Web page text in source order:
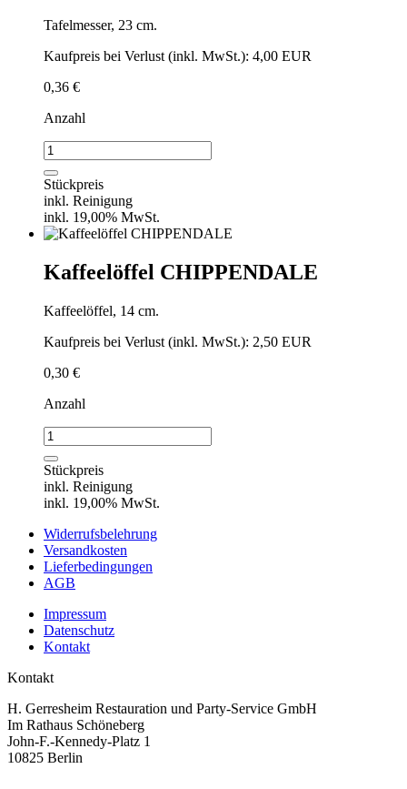
Tafelmesser, 23 cm.
Kaufpreis bei Verlust (inkl. MwSt.): 4,00 EUR
0,36 €
Anzahl
Tafelmesser
CHIPPENDALE
Menge
Stückpreis
inkl. Reinigung
inkl. 19,00% MwSt.
Kaffeelöffel CHIPPENDALE
Kaffeelöffel, 14 cm.
Kaufpreis bei Verlust (inkl. MwSt.): 2,50 EUR
0,30 €
Anzahl
Kaffeelöffel
CHIPPENDALE
Menge
Stückpreis
inkl. Reinigung
inkl. 19,00% MwSt.
Widerrufsbelehrung
Versandkosten
Lieferbedingungen
AGB
Impressum
Datenschutz
Kontakt
Kontakt
H. Gerresheim Restauration und Party-Service GmbH
Im Rathaus Schöneberg
John-F.-Kennedy-Platz 1
10825 Berlin